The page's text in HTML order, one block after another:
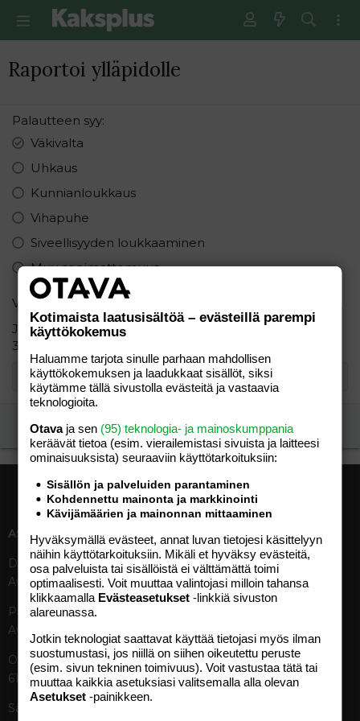
Raportoi ylläpidolle
Palautteen syy
Väkivalta
Uhkaus
Kunnianloukkaus
Vihapuhe
Siveellisyyden loukkaaminen
Muu sopimattomuus
Varmistus
Järjestä seuraavat numerot pienimmästä suurimpaan:
3 6 1
Ilmoita asiaton viesti
ASIAKASPALVELU
Digipalvelut (09) 156 6227
Avoinna ma–pe 8–19
Painettu lehti (09) 156 665
Avoinna ma–pe 8–19
Otavamedian vaihde (09) 156
61
Sähköposti (digi)
MEDIATIEDOT
Tekniset tiedot, aikataulut ja
ilmoitushinnat
Tietoa verkon kävijöistä
Avoimuusraportti
Käyttöehdot
TUOTTEET
Kotimaista laatusisältöä – evästeillä parempi
käyttökokemus
Haluamme tarjota sinulle parhaan mahdollisen
käyttökokemuksen ja laadukkaat sisällöt, siksi
käytämme tällä sivustolla evästeitä ja vastaavia
teknologioita.
Otavaja sen (95) teknologia- ja mainoskumppania
keräävät tietoa (esim. vierailemis­tasi sivuista ja laitteesi
ominaisuuk­sista) seuraaviin käyttötarkoituksiin:
Sisällön ja palveluiden parantaminen
Kohdennettu mainonta ja markkinointi
Kävijämäärien ja mainonnan mittaaminen
Hyväksymällä evästeet, annat luvan tietojesi käsittelyyn
näihin käyttötarkoituksiin. Mikäli et hyväksy evästeitä,
osa palveluista tai sisällöistä ei välttämättä toimi
optimaalisesti. Voit muuttaa valintojasi milloin tahansa
klikkaamalla Evästeasetukset -linkkiä sivuston
alareunassa.
Jotkin teknologiat saattavat käyttää tietojasi myös ilman
suostumustasi, jos niillä on siihen oikeutettu peruste
(esim. sivun tekninen toimivuus). Voit vastustaa tätä tai
muuttaa kaikkia asetuksiasi valitsemalla alla olevan
Asetukset -painikkeen.